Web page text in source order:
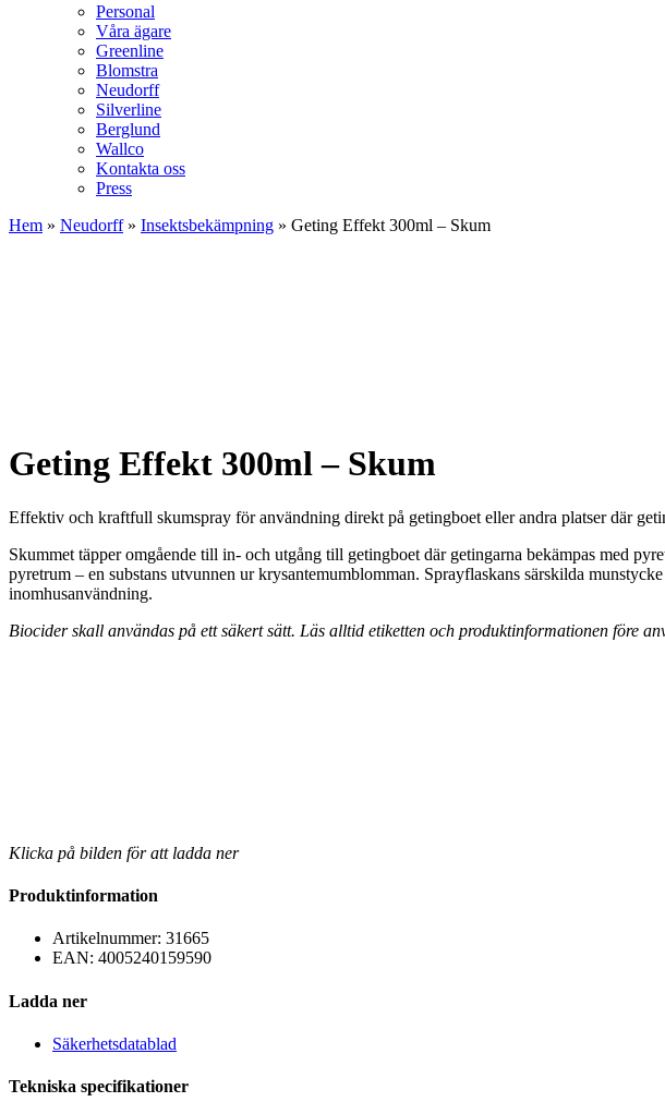
Personal
Våra ägare
Greenline
Blomstra
Neudorff
Silverline
Berglund
Wallco
Kontakta oss
Press
Hem » Neudorff» Insektsbekämpning » Geting Effekt 300ml – Skum
Geting Effekt 300ml – Skum
Effektiv och kraftfull skumspray för användning direkt på getingboet eller andra platser där
Skummet täpper omgående till in- och utgång till getingboet där getingarna bekämpas med
pyretrum – en substans utvunnen ur krysantemumblomman. Sprayflaskans särskilda
inomhusanvändning.
Biocider skall användas på ett säkert sätt. Läs alltid etiketten och produktinformationen före
Klicka på bilden för att ladda ner
Produktinformation
Artikelnummer: 31665
EAN: 4005240159590
Ladda ner
Säkerhetsdatablad
Tekniska specifikationer